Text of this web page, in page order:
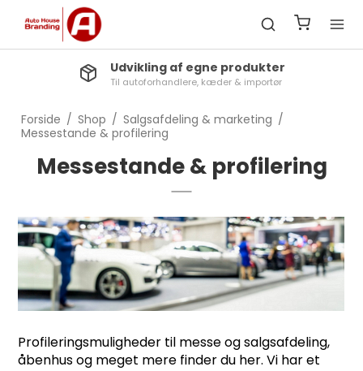
Udvikling af egne produkter
Til autoforhandlere, kæder & importør
Forside / Shop / Salgsafdeling & marketing /
Messestande & profilering
Messestande & profilering
Profileringsmuligheder til messe og salgsafdeling,
åbenhus og meget mere finder du her. Vi har et